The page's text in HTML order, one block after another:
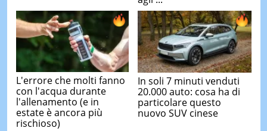
L'errore che molti fanno
con l'acqua durante
l'allenamento (e in
estate è ancora più
rischioso)
In soli 7 minuti venduti
20.000 auto: cosa ha di
particolare questo
nuovo SUV cinese